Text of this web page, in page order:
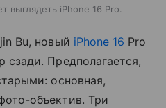
выглядеть iPhone 16 Pro.
Bu, новый iPhone 16 Pro
Предполагается,
основная,
объектив. Три